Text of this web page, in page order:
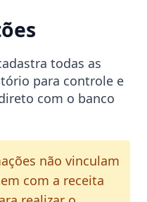
todas as
para controle e
com o banco
não vinculam
com a receita